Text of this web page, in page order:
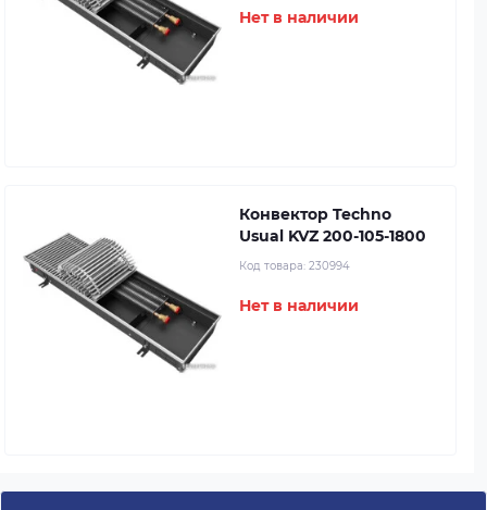
Нет в наличии
Конвектор Techno
Usual KVZ 200-105-1800
Код товара: 230994
Нет в наличии